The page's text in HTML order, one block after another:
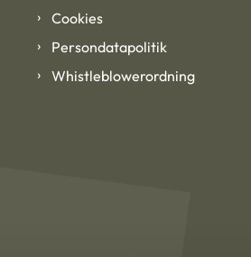
Cookies
Persondatapolitik
Whistleblowerordning